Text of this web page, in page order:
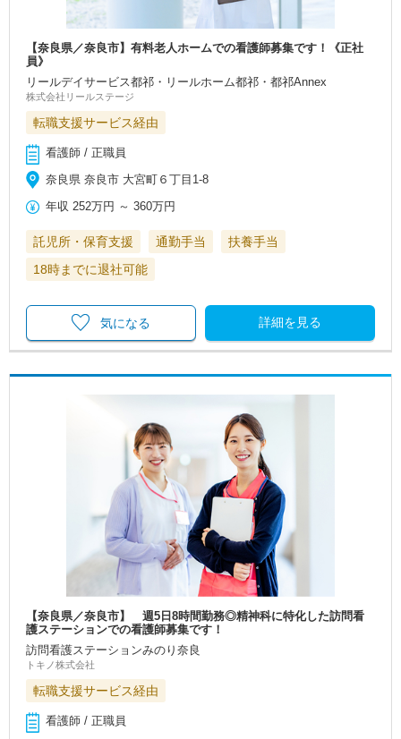
【奈良県／奈良市】有料老人ホームでの看護師募集です！《正社
員》
リールデイサービス都祁・リールホーム都祁・都祁Annex
株式会社リールステージ
転職支援サービス経由
看護師 / 正職員
奈良県 奈良市 大宮町６丁目1-8
年収 252万円 ～360万円
託児所・保育支援 通勤手当
扶養手当
18時までに退社可能
詳細を見る
気になる
【奈良県／奈良市】 週5日8時間勤務◎精神科に特化した訪問看
護ステーションでの看護師募集です！
訪問看護ステーションみのり奈良
トキノ株式会社
転職支援サービス経由
看護師 / 正職員